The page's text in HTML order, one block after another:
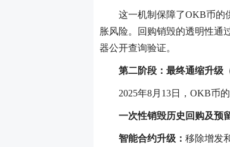
这一机制保障了OKB币的
胀风险。回购销毁的透明性通
器公开查询验证。
第二阶段：最终通缩升级
2025年8月13日，OKB币
一次性销毁历史回购及预
智能合约升级： 移除增发